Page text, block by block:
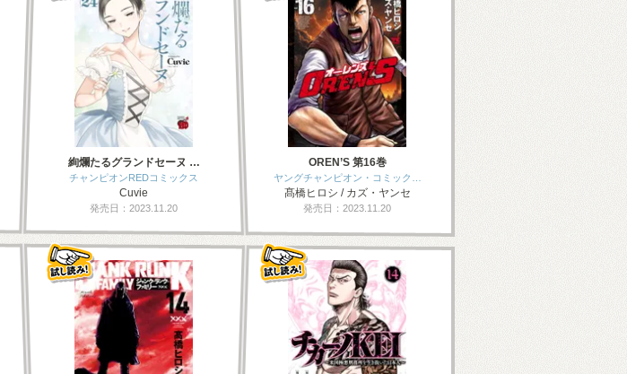
絢爛たるグランドセーヌ …
チャンピオンREDコミックス
Cuvie
発売日：2023.11.20
OREN’S 第16巻
ヤングチャンピオン・コミック…
髙橋ヒロシ / カズ・ヤンセ
発売日：2023.11.20